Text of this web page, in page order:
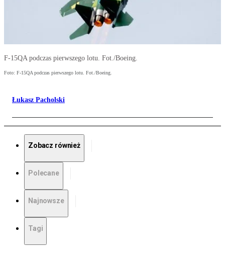
F-15QA podczas pierwszego lotu. Fot./Boeing.
Foto: F-15QA podczas pierwszego lotu. Fot./Boeing.
Łukasz Pacholski
Zobacz również
Polecane
Najnowsze
Tagi